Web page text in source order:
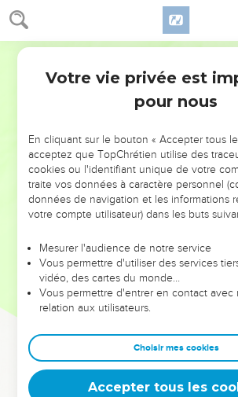
18
36 Il entend une foule qui passe et il
passe. »
Alors il se met à crier : « Jésus, Fils de
Les gens qui marchent devant lui font
lui disent : « Tais-toi ! » Mais l’aveugle
« Fils de David, aie pitié de moi ! »
Jésus s’arrête et il donne cet ordre aux
le auprès de moi ! » Quand l’aveugle est
lui demande :
« Qu’est-ce que tu veux ? Qu’est-ce
toi ? » L’aveugle lui dit : « Seigneur, fais
avant ! »
Et aussitôt, l’aveugle voit comme
disant : « Gloire à Dieu ! » En voyant
chante la louange de Dieu.
Votre vie privée est
pour nous
En cliquant sur le bouton « Accepter tous
acceptez que TopChrétien utilise des
cookies ou l'identifiant unique de votre
traite vos données à caractère personnel
données de navigation et les informations
votre compte utilisateur) dans les buts
Mesurer l'audience de notre service
Vous permettre d'utiliser des services
vidéo, des cartes du monde…
Vous permettre d'entrer en contact avec
relation aux utilisateurs.
Choisir mes cookies
Accepter tous les